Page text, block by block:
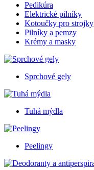
Pedikúra
Elektrické pilníky
Kotoučky pro strojky
Pilníky a pemzy
Krémy a masky
Sprchové gely
Tuhá mýdla
Peelingy